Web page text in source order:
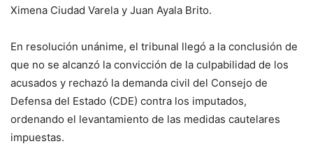
Ximena Ciudad Varela y Juan Ayala Brito.
En resolución unánime, el tribunal llegó a la conclusión de
que no se alcanzó la convicción de la culpabilidad de los
acusados y rechazó la demanda civil del Consejo de
Defensa del Estado (CDE) contra los imputados,
ordenando el levantamiento de las medidas cautelares
impuestas.